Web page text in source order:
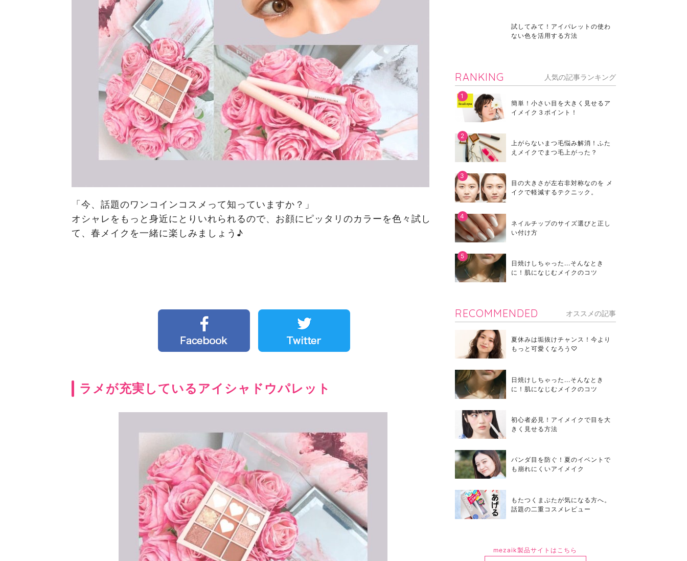
「今、話題のワンコインコスメって知っていますか？」
オシャレをもっと身近にとりいれられるので、お顔にピッタリのカラーを色々試し
て、春メイクを一緒に楽しみましょう♪
ラメが充実しているアイシャドウパレット
試してみて！アイパレットの使わ
ない色を活用する方法
RANKING 人気の記事ランキング
簡単！小さい目を大きく見せるア
イメイク３ポイント！
上がらないまつ毛悩み解消！ふた
えメイクでまつ毛上がった？
目の大きさが左右非対称なのを メ
イクで軽減するテクニック。
ネイルチップのサイズ選びと正し
い付け方
日焼けしちゃった...そんなとき
に！肌になじむメイクのコツ
RECOMMENDED オススメの記事
夏休みは垢抜けチャンス！今より
もっと可愛くなろう♡
日焼けしちゃった...そんなとき
に！肌になじむメイクのコツ
初心者必見！アイメイクで目を大
きく見せる方法
パンダ目を防ぐ！夏のイベントで
も崩れにくいアイメイク
もたつくまぶたが気になる方へ。
話題の二重コスメレビュー
mezaik製品サイトはこちら